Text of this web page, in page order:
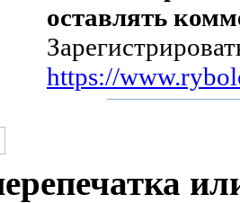
оставлять
https://